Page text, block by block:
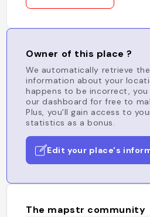
Owner of this place ?
We automatically retrieve
information about your
happens to be incorrect,
our dashboard for free to
Plus, you'll gain access to
statistics as a bonus.
Edit your place's
The mapstr community